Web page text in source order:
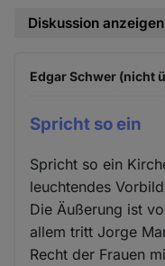
Diskussion anzeigen
Edgar Schwer (nicht
Spricht so ein
Spricht so ein
leuchtendes
Die Äußerung ist
allem tritt Jorge
Recht der Frauen